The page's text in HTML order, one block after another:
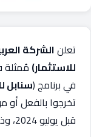
تعلنالشركة
للاستثمار) مُمثلة
في برنامج (سنابل
تخرجوا بالفعل أو
قبل يوليو 2024، وذلك وفقاً لبقية التفاصيل الموضحة أدناه.